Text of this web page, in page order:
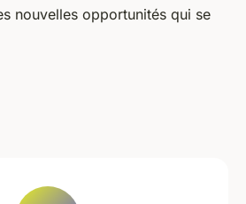
nouvelles opportunités qui se